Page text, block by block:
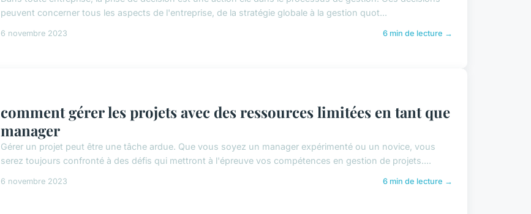
peuvent concerner tous les aspects de l'entreprise, de la stratégie globale à la gestion quot...
6 novembre 2023 6 min de lecture →
comment gérer les projets avec des ressources limitées en tant que
manager
Gérer un projet peut être une tâche ardue. Que vous soyez un manager expérimenté ou un novice, vous
serez toujours confronté à des défis qui mettront à l'épreuve vos compétences en gestion de projets....
6 novembre 2023 6 min de lecture →